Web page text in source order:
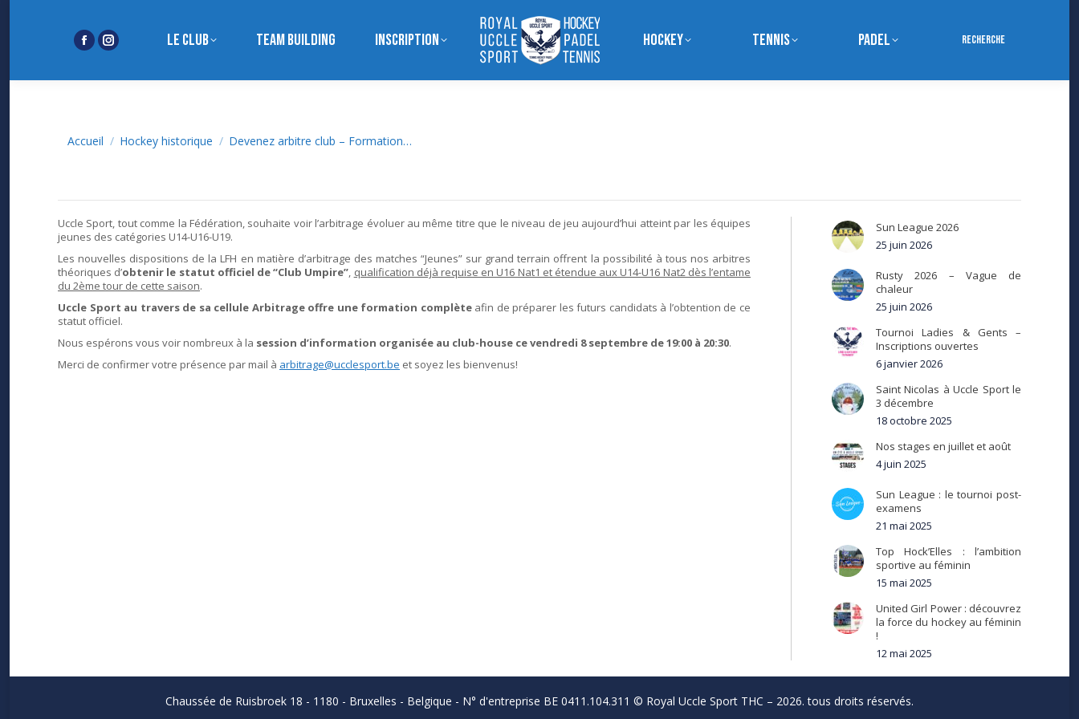
Le club Team building Inscription
Facebook
new
Instagram
Hockey Tennis Padel Search:
Recherche
Vous êtes ici :
Accueil Hockey historique Devenez arbitre club – Formation…
Uccle Sport, tout comme la Fédération, souhaite voir l’arbitrage évoluer au même titre que le niveau de jeu aujourd’hui atteint par les équipes
jeunes des catégories U14-U16-U19.
Les nouvelles dispositions de la LFH en matière d’arbitrage des matches “Jeunes” sur grand terrain offrent la possibilité à tous nos arbitres
théoriques d’obtenir le statut officiel de “Club Umpire”, qualification déjà requise en U16 Nat1 et étendue aux U14-U16 Nat2 dès l’entame
du 2ème tour de cette saison.
Uccle Sport au travers de sa cellule Arbitrage offre une formation complèteafin de préparer les futurs candidats à l’obtention de ce
statut officiel.
Nous espérons vous voir nombreux à la session d’information organisée au club-house ce vendredi 8 septembre de 19:00 à 20:30.
Merci de confirmer votre présence par mail à arbitrage@ucclesport.be et soyez les bienvenus!
Sun League 2026
25 juin 2026
Rusty 2026 – Vague de
chaleur
25 juin 2026
Tournoi Ladies & Gents –
Inscriptions ouvertes
6 janvier 2026
Saint Nicolas à Uccle Sport le
3 décembre
18 octobre 2025
Nos stages en juillet et août
4 juin 2025
Sun League : le tournoi post-
examens
21 mai 2025
Top Hock’Elles : l’ambition
sportive au féminin
15 mai 2025
United Girl Power : découvrez
la force du hockey au féminin
!
12 mai 2025
Chaussée de Ruisbroek 18 - 1180 - Bruxelles - Belgique - N° d'entreprise BE 0411.104.311 © Royal Uccle Sport THC – 2026. tous droits réservés.